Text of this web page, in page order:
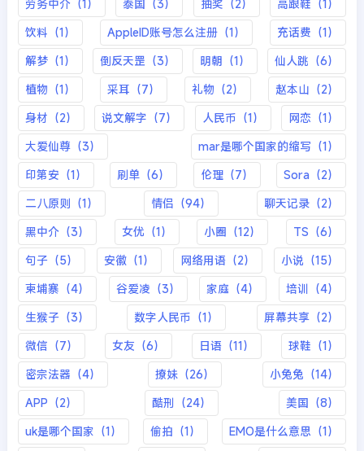
劳务中介（1）
泰国（3） 抽奖（2）
高跟鞋（1）
饮料（1）
AppleID账号怎么注册（1）
充话费（1）
解梦（1）
倒反天罡（3） 明朝（1）
仙人跳（6）
植物（1）
采耳（7） 礼物（2）
赵本山（2）
身材（2）
说文解字（7） 人民币（1）
网恋（1）
大爱仙尊（3）
mar是哪个国家的缩写（1）
印第安（1）
刷单（6） 伦理（7）
Sora（2）
二八原则（1）
情侣（94）
聊天记录（2）
黑中介（3）
女优（1） 小圈（12）
TS（6）
句子（5）
安徽（1） 网络用语（2）
小说（15）
柬埔寨（4）
谷爱凌（3） 家庭（4）
培训（4）
生猴子（3）
数字人民币（1）
屏幕共享（2）
微信（7）
女友（6） 日语（11）
球鞋（1）
密宗法器（4）
撩妹（26）
小兔兔（14）
APP（2）
酷刑（24）
美国（8）
uk是哪个国家（1）
偷拍（1）
EMO是什么意思（1）